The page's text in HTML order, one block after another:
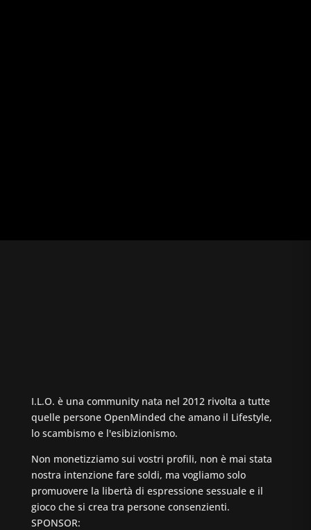
I.L.O. è una community nata nel 2012 rivolta a tutte
quelle persone OpenMinded che amano il Lifestyle,
lo scambismo e l'esibizionismo.
Non monetizziamo sui vostri profili, non è mai stata
nostra intenzione fare soldi, ma vogliamo solo
promuovere la libertà di espressione sessuale e il
gioco che si crea tra persone consenzienti.
SPONSOR: